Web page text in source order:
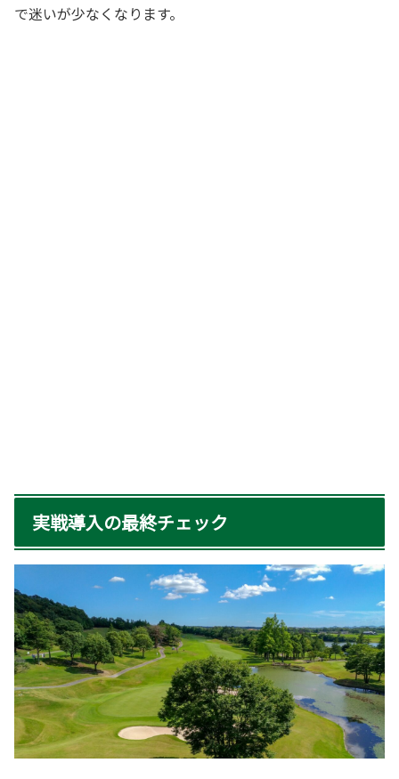
で迷いが少なくなります。
実戦導入の最終チェック